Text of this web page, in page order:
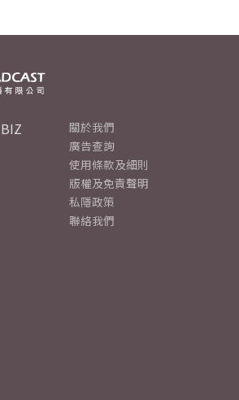
關於我們
廣告查詢
使用條款及細則
版權及免責聲明
私隱政策
聯絡我們